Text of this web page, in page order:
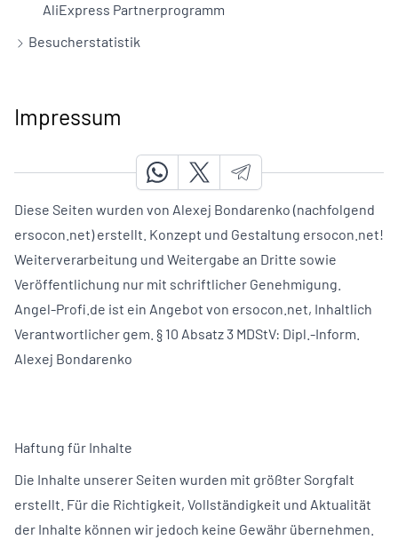
AliExpress Partnerprogramm
Besucherstatistik
Impressum
Diese Seiten wurden von Alexej Bondarenko (nachfolgend
ersocon.net) erstellt. Konzept und Gestaltung ersocon.net!
Weiterverarbeitung und Weitergabe an Dritte sowie
Veröffentlichung nur mit schriftlicher Genehmigung.
Angel-Profi.de ist ein Angebot von ersocon.net, Inhaltlich
Verantwortlicher gem. § 10 Absatz 3 MDStV: Dipl.-Inform.
Alexej Bondarenko
Haftung für Inhalte
Die Inhalte unserer Seiten wurden mit größter Sorgfalt
erstellt. Für die Richtigkeit, Vollständigkeit und Aktualität
der Inhalte können wir jedoch keine Gewähr übernehmen.